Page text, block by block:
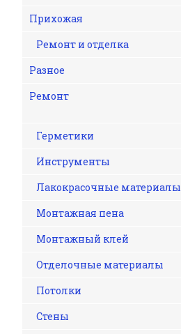
Прихожая
Ремонт и отделка
Разное
Ремонт
Герметики
Инструменты
Лакокрасочные материалы
Монтажная пена
Монтажный клей
Отделочные материалы
Потолки
Стены